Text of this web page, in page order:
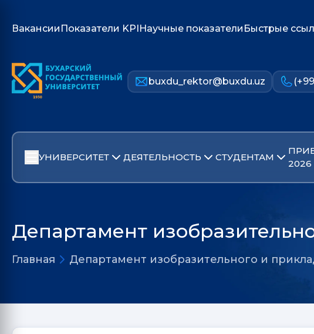
Вакансии Показатели KPIНаучные показатели Быстрые
buxdu_rektor@buxdu.uz
УНИВЕРСИТЕТ ДЕЯТЕЛЬНОСТЬ СТУДЕНТАМ
2026
Департамент
Главная Департамент изобразительного и